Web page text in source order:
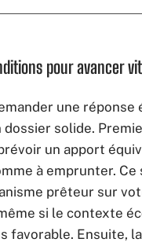
pour avancer
une réponse
solide.
un apport
à emprunter.
prêteur sur
si le contexte
favorable. Ensuite,